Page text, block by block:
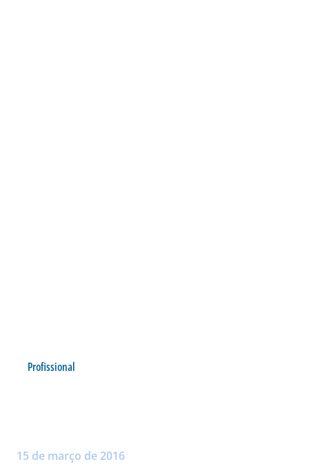
Profissional
15 de março de 2016